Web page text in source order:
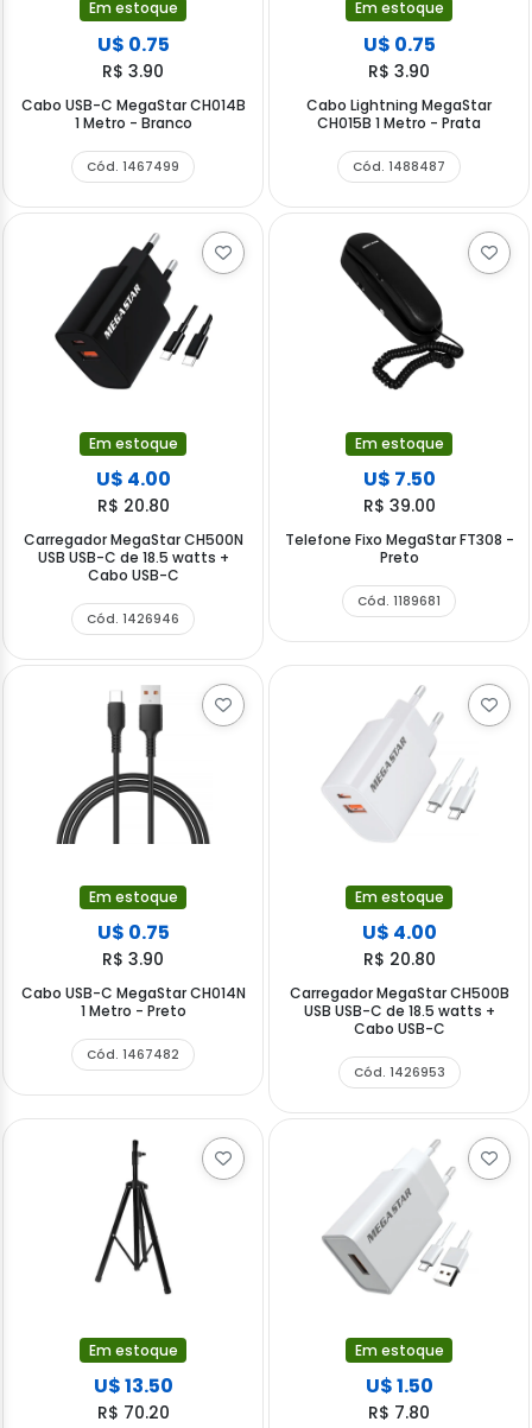
Em estoque
U$ 0.75
R$ 3.90
Cabo USB-C MegaStar CH014B
1 Metro - Branco
Cód. 1467499
Em estoque
U$ 0.75
R$ 3.90
Cabo Lightning MegaStar
CH015B 1 Metro - Prata
Cód. 1488487
Em estoque
U$ 4.00
R$ 20.80
Carregador MegaStar CH500N
USB USB-C de 18.5 watts +
Cabo USB-C
Cód. 1426946
Em estoque
U$ 7.50
R$ 39.00
Telefone Fixo MegaStar FT308 -
Preto
Cód. 1189681
Em estoque
U$ 0.75
R$ 3.90
Cabo USB-C MegaStar CH014N
1 Metro - Preto
Cód. 1467482
Em estoque
U$ 4.00
R$ 20.80
Carregador MegaStar CH500B
USB USB-C de 18.5 watts +
Cabo USB-C
Cód. 1426953
Em estoque
U$ 13.50
R$ 70.20
Em estoque
U$ 1.50
R$ 7.80